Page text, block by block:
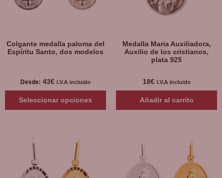
Colgante medalla paloma del
Espíritu Santo, dos modelos
Desde: 43€ I.V.A incluido
Seleccionar opciones
Medalla Maria Auxiliadora,
Auxilio de los cristianos,
plata 925
18€ I.V.A incluido
Añadir al carrito